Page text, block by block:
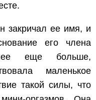
закричал ее имя, и
его члена
нее еще больше,
маленькое
такой силы, что